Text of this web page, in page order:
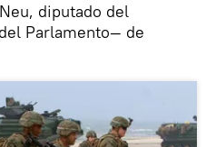
diputado del
Parlamento— de